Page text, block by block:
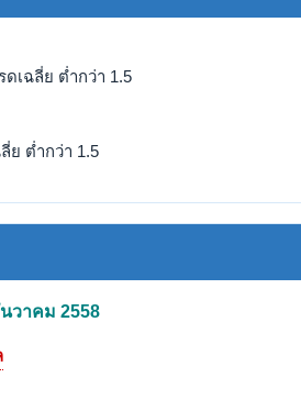
เฉลี่ย ต่ำกว่า 1.5
ต่ำกว่า 1.5
วาคม 2558